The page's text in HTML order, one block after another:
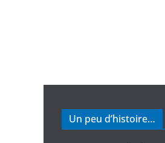
Un peu d’histoire…